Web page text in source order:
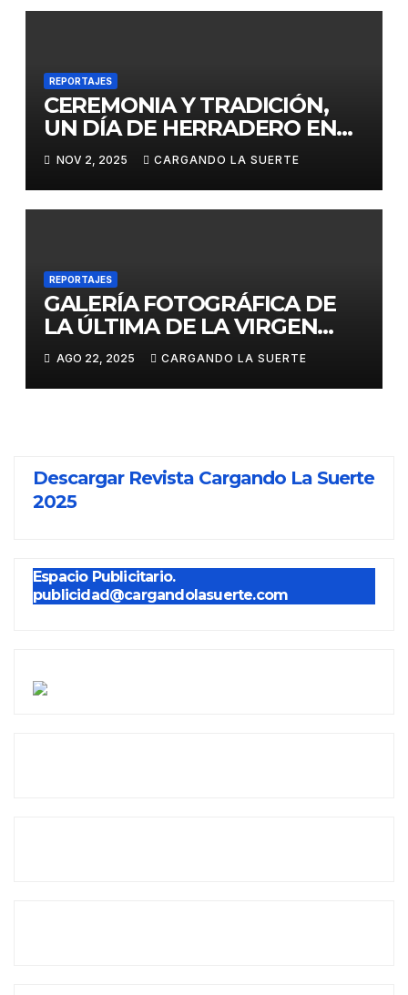
REPORTAJES
CEREMONIA Y TRADICIÓN,
UN DÍA DE HERRADERO EN
«FINCA PULIDO»
NOV 2, 2025 CARGANDO LA SUERTE
REPORTAJES
GALERÍA FOTOGRÁFICA DE
LA ÚLTIMA DE LA VIRGEN
DEL PRADO
AGO 22, 2025 CARGANDO LA SUERTE
Descargar Revista Cargando La Suerte
2025
Espacio Publicitario.
publicidad@cargandolasuerte.com